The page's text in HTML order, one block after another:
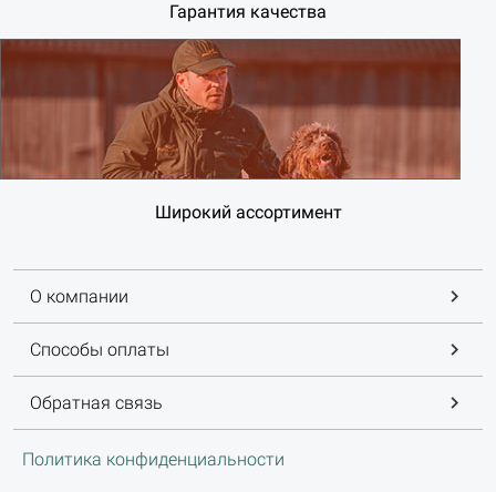
Гарантия качества
Широкий ассортимент
О компании
Способы оплаты
Обратная связь
Политика конфиденциальности